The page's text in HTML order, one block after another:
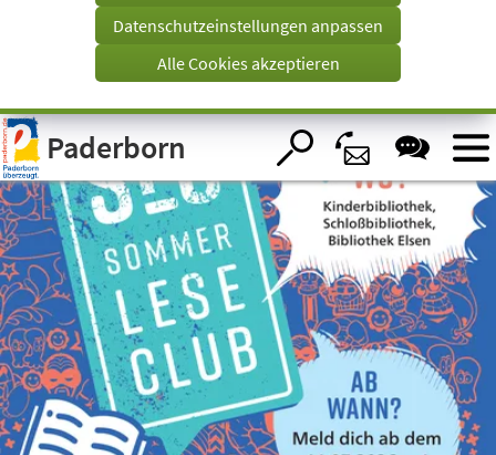
Visuelle
Assistenzsoftware
öffnen.
Tab)
Datenschutzeinstellungen anpassen
Alle Cookies akzeptieren
Paderborn